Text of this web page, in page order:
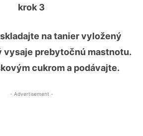
krok 3
na tanier vyložený
vysaje prebytočnú mastnotu.
cukrom a podávajte.
- Advertisement -